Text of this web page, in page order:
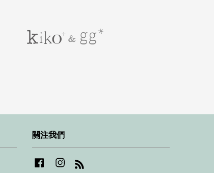
關注我們
Facebook Instagram